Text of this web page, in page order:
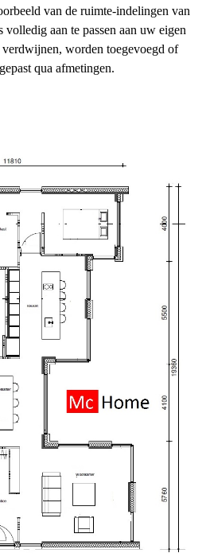
van de ruimte-indelingen van
aan te passen aan uw eigen
worden toegevoegd of
qua afmetingen.